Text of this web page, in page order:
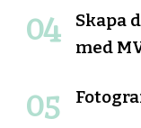
Skapa
med